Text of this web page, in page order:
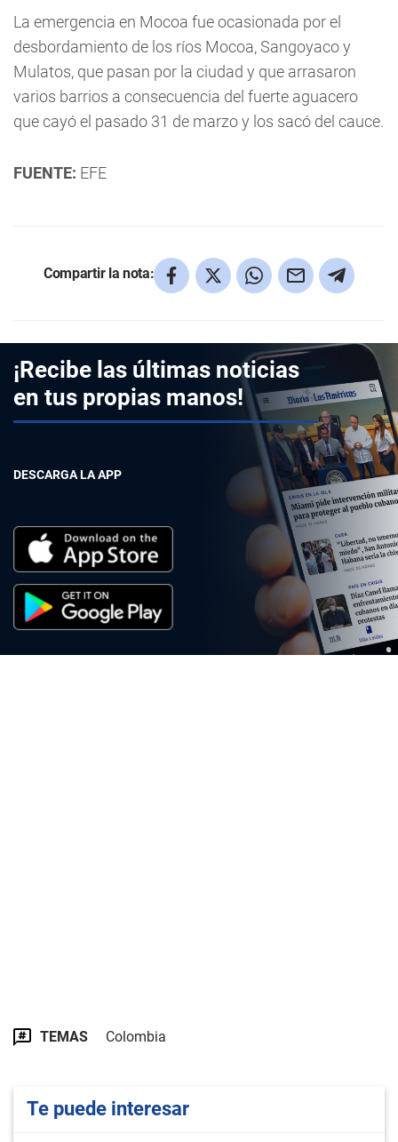
La emergencia en Mocoa fue ocasionada por el
desbordamiento de los ríos Mocoa, Sangoyaco y
Mulatos, que pasan por la ciudad y que arrasaron
varios barrios a consecuencia del fuerte aguacero
que cayó el pasado 31 de marzo y los sacó del cauce.
FUENTE: EFE
Compartir la nota:
¡Recibe las últimas noticias
en tus propias manos!
DESCARGA LA APP
TEMAS Colombia
Te puede interesar